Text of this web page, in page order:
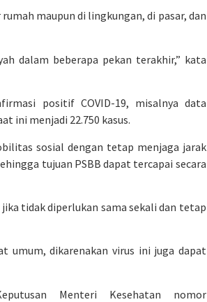
maupun di lingkungan, di pasar, dan
dalam beberapa pekan terakhir,” kata
positif COVID-19, misalnya data
ini menjadi 22.750 kasus.
sosial dengan tetap menjaga jarak
tujuan PSBB dapat tercapai secara
tidak diperlukan sama sekali dan tetap
umum, dikarenakan virus ini juga dapat
Menteri Kesehatan nomor